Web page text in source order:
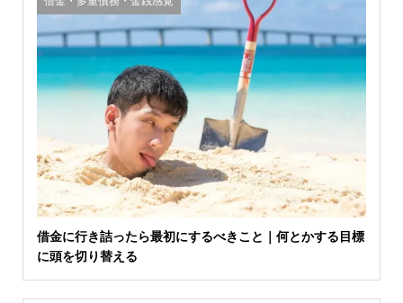
借金に行き詰ったら最初にするべきこと｜何とかする目標
に頭を切り替える